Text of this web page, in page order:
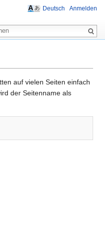
auf vielen Seiten einfach
der Seitenname als
Deutsch Anmelden